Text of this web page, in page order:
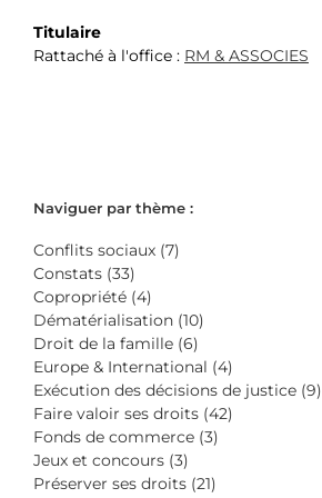
Titulaire
Rattaché à l'office : RM & ASSOCIES
Naviguer par thème :
Conflits sociaux (7)
Constats (33)
Copropriété (4)
Dématérialisation (10)
Droit de la famille (6)
Europe & International (4)
Exécution des décisions de justice (9)
Faire valoir ses droits (42)
Fonds de commerce (3)
Jeux et concours (3)
Préserver ses droits (21)